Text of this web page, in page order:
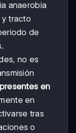
anaerobia
tracto
de
no es
en
en
tras
o